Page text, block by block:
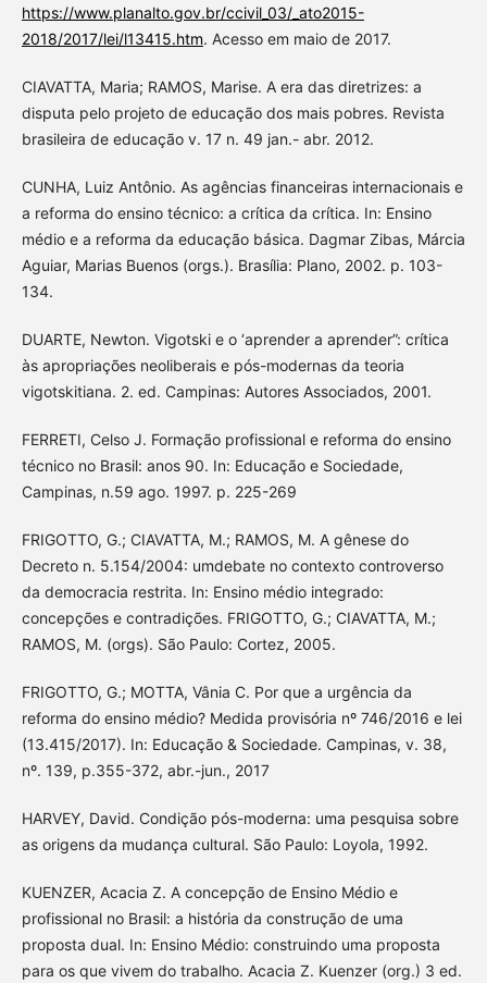
https://www.planalto.gov.br/ccivil_03/_ato2015-
2018/2017/lei/l13415.htm. Acesso em maio de 2017.
CIAVATTA, Maria; RAMOS, Marise. A era das diretrizes: a
disputa pelo projeto de educação dos mais pobres. Revista
brasileira de educação v. 17 n. 49 jan.- abr. 2012.
CUNHA, Luiz Antônio. As agências financeiras internacionais e
a reforma do ensino técnico: a crítica da crítica. In: Ensino
médio e a reforma da educação básica. Dagmar Zibas, Márcia
Aguiar, Marias Buenos (orgs.). Brasília: Plano, 2002. p. 103-
134.
DUARTE, Newton. Vigotski e o ‘aprender a aprender”: crítica
às apropriações neoliberais e pós-modernas da teoria
vigotskitiana. 2. ed. Campinas: Autores Associados, 2001.
FERRETI, Celso J. Formação profissional e reforma do ensino
técnico no Brasil: anos 90. In: Educação e Sociedade,
Campinas, n.59 ago. 1997. p. 225-269
FRIGOTTO, G.; CIAVATTA, M.; RAMOS, M. A gênese do
Decreto n. 5.154/2004: umdebate no contexto controverso
da democracia restrita. In: Ensino médio integrado:
concepções e contradições. FRIGOTTO, G.; CIAVATTA, M.;
RAMOS, M. (orgs). São Paulo: Cortez, 2005.
FRIGOTTO, G.; MOTTA, Vânia C. Por que a urgência da
reforma do ensino médio? Medida provisória nº 746/2016 e lei
(13.415/2017). In: Educação & Sociedade. Campinas, v. 38,
nº. 139, p.355-372, abr.-jun., 2017
HARVEY, David. Condição pós-moderna: uma pesquisa sobre
as origens da mudança cultural. São Paulo: Loyola, 1992.
KUENZER, Acacia Z. A concepção de Ensino Médio e
profissional no Brasil: a história da construção de uma
proposta dual. In: Ensino Médio: construindo uma proposta
para os que vivem do trabalho. Acacia Z. Kuenzer (org.) 3 ed.